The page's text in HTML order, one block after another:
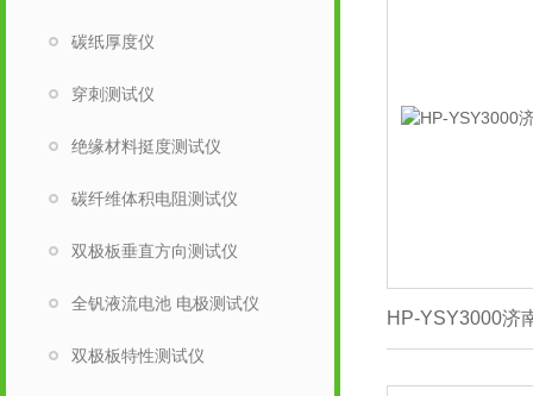
碳纸厚度仪
穿刺测试仪
绝缘材料挺度测试仪
碳纤维体积电阻测试仪
双极板垂直方向测试仪
全钒液流电池 电极测试仪
双极板特性测试仪
HP-YSY3000济